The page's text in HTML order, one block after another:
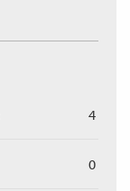
4
0